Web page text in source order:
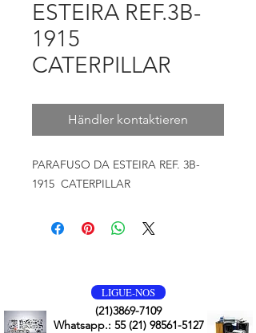
ESTEIRA REF.3B-
1915
CATERPILLAR
Händler kontaktieren
PARAFUSO DA ESTEIRA REF. 3B-
1915 CATERPILLAR
LIGUE-NOS
(21)3869-7109
Whatsapp.: 55 (21) 98561-5127